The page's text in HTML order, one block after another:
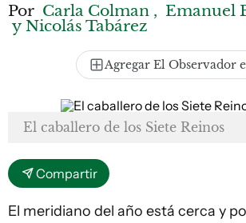
Por Carla Colman , Emanuel
y Nicolás Tabárez
Agregar El Observador
El caballero de los Siete Reinos
Compartir
El meridiano del año está cerca y